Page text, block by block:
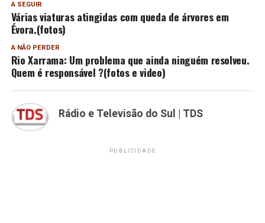
A SEGUIR
Várias viaturas atingidas com queda de árvores em
Évora.(fotos)
A NÃO PERDER
Rio Xarrama: Um problema que ainda ninguém resolveu.
Quem é responsável ?(fotos e video)
Rádio e Televisão do Sul | TDS
PUBLICIDADE